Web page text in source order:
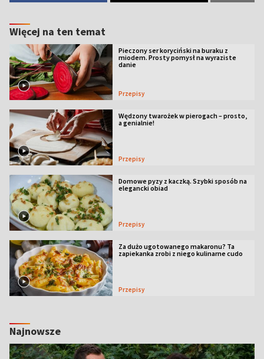
Więcej na ten temat
Pieczony ser koryciński na buraku z
miodem. Prosty pomysł na wyraziste
danie
Przepisy
Wędzony twarożek w pierogach – prosto,
a genialnie!
Przepisy
Domowe pyzy z kaczką. Szybki sposób na
elegancki obiad
Przepisy
Za dużo ugotowanego makaronu? Ta
zapiekanka zrobi z niego kulinarne cudo
Przepisy
Najnowsze